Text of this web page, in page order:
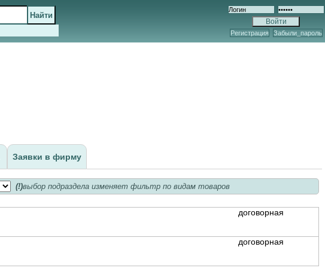
Регистрация Забыли_пароль
Заявки в фирму
(!)выбор подраздела изменяет фильтр по видам товаров
договорная
договорная